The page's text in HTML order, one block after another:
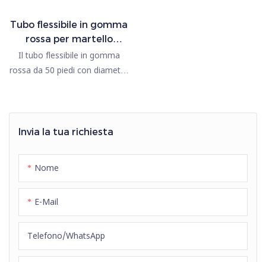
Invia la tua richiesta
Nome
E-Mail
Telefono/WhatsApp
Tubo flessibile in gomma
rossa per martello
pneumatico dalla Cina |
Passion Hose
Il tubo flessibile in gomma
rossa da 50 piedi con diametro
principalmente per cantieri edili
e costruzioni stradali,
alle alte temperature,
pressione di esercizio 20 bar,
pressione di scoppio 60 bar.